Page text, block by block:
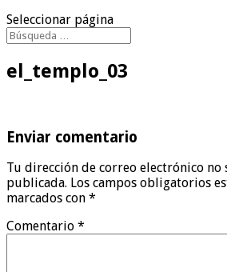
Seleccionar página
el_templo_03
Enviar comentario
Tu dirección de correo electrónico no
publicada. Los campos obligatorios
marcados con *
Comentario *